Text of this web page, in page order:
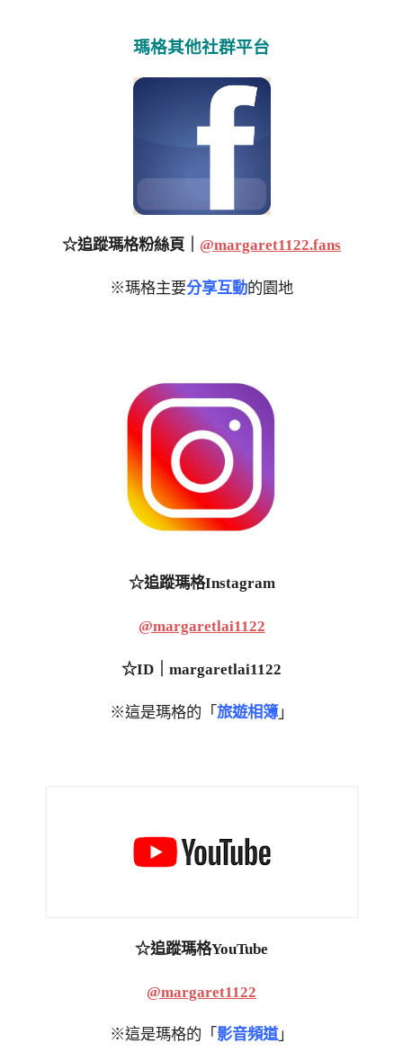
瑪格其他社群平台
☆追蹤瑪格粉絲頁｜ @margaret1122.fans
※瑪格主要分享互動的園地
☆追蹤瑪格Instagram
@margaretlai1122
☆ID｜margaretlai1122
※這是瑪格的「 旅遊相簿 」
☆追蹤瑪格YouTube
@margaret1122
※這是瑪格的「 影音頻道」